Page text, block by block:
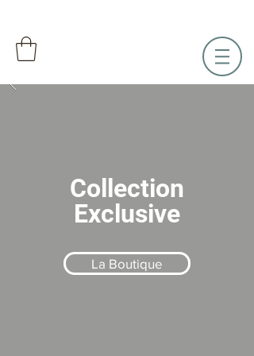
Collection
Exclusive
La Boutique